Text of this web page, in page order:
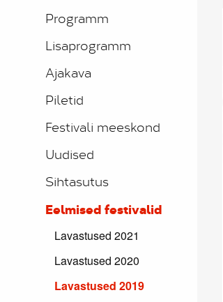
Programm
Lisaprogramm
Ajakava
Piletid
Festivali meeskond
Uudised
Sihtasutus
Eelmised festivalid
Lavastused 2021
Lavastused 2020
Lavastused 2019